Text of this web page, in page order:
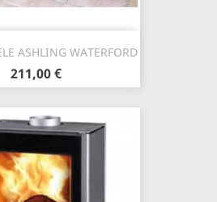
ASHLING WATERFORD
211,00 €